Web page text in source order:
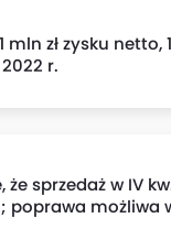
mln zł zysku netto,
r.
sprzedaż w IV
poprawa możliwa